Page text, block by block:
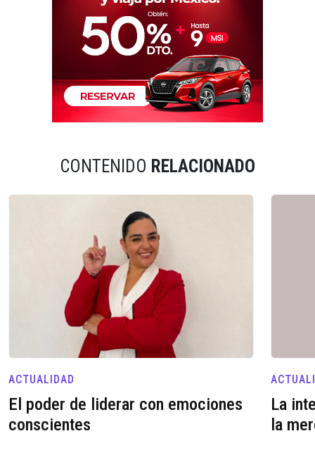
CONTENIDO RELACIONADO
ACTUALIDAD
El poder de liderar con emociones
conscientes
La
la